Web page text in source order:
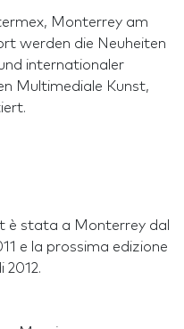
Monterrey am
werden die Neuheiten
internationaler
Multimediale Kunst,
è stata a Monterrey dal
e la prossima edizione
2012.